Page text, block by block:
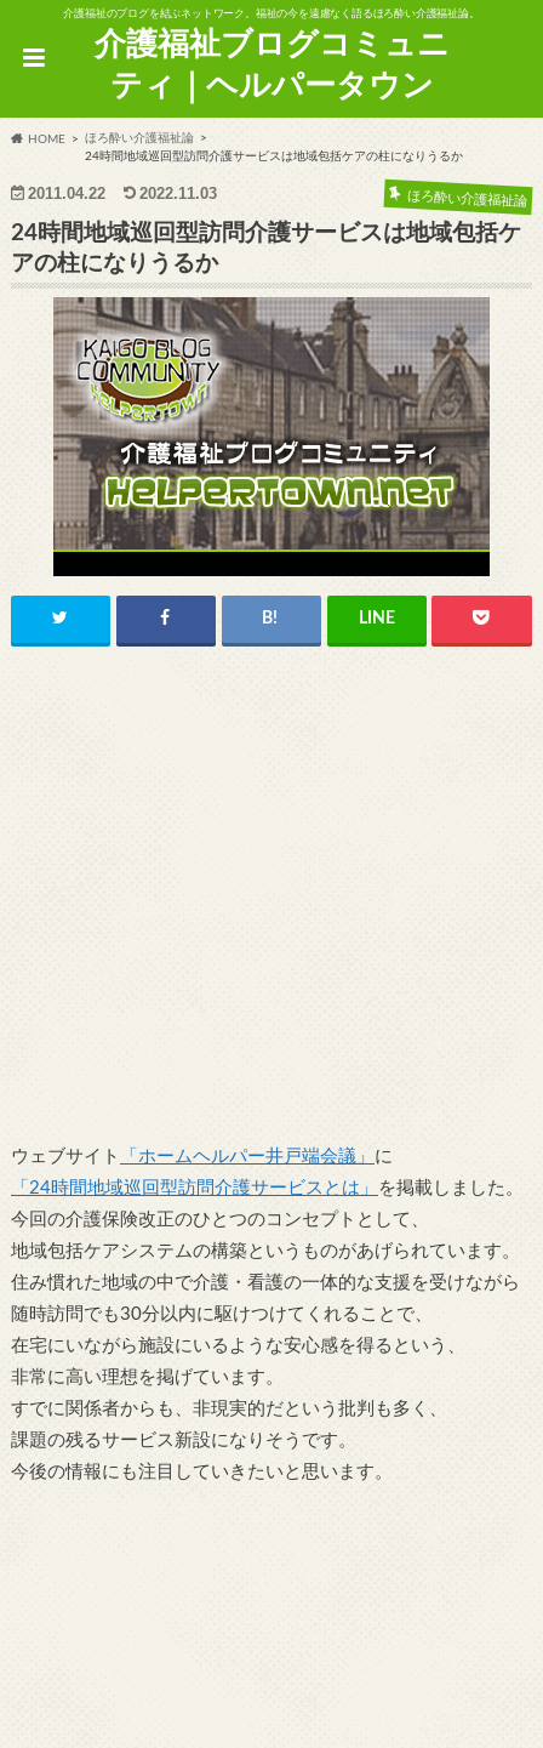
介護福祉のブログを結ぶネットワーク。福祉の今を遠慮なく語るほろ酔い介護福祉論。
介護福祉ブログコミュニ
ティ｜ヘルパータウン
HOME
ほろ酔い介護福祉論
24時間地域巡回型訪問介護サービスは地域包括ケアの柱になりうるか
2011.04.22 2022.11.03 ほろ酔い介護福祉論
24時間地域巡回型訪問介護サービスは地域包括ケ
アの柱になりうるか
ウェブサイト 「ホームヘルパー井戸端会議」 に
「24時間地域巡回型訪問介護サービスとは」
を掲載しました。
今回の介護保険改正のひとつのコンセプトとして、
地域包括ケアシステムの構築というものがあげられています。
住み慣れた地域の中で介護・看護の一体的な支援を受けながら
随時訪問でも30分以内に駆けつけてくれることで、
在宅にいながら施設にいるような安心感を得るという、
非常に高い理想を掲げています。
すでに関係者からも、非現実的だという批判も多く、
課題の残るサービス新設になりそうです。
今後の情報にも注目していきたいと思います。